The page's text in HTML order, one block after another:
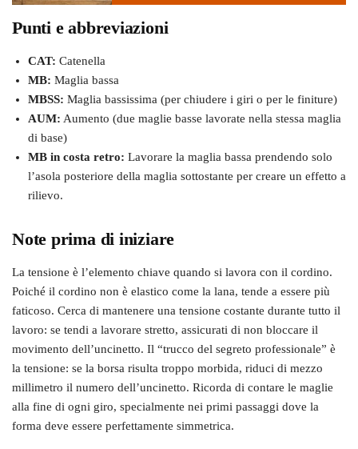
Punti e abbreviazioni
CAT: Catenella
MB: Maglia bassa
MBSS: Maglia bassissima (per chiudere i giri o per le finiture)
AUM: Aumento (due maglie basse lavorate nella stessa maglia
di base)
MB in costa retro: Lavorare la maglia bassa prendendo solo
l’asola posteriore della maglia sottostante per creare un effetto a
rilievo.
Note prima di iniziare
La tensione è l’elemento chiave quando si lavora con il cordino.
Poiché il cordino non è elastico come la lana, tende a essere più
faticoso. Cerca di mantenere una tensione costante durante tutto il
lavoro: se tendi a lavorare stretto, assicurati di non bloccare il
movimento dell’uncinetto. Il “trucco del segreto professionale” è
la tensione: se la borsa risulta troppo morbida, riduci di mezzo
millimetro il numero dell’uncinetto. Ricorda di contare le maglie
alla fine di ogni giro, specialmente nei primi passaggi dove la
forma deve essere perfettamente simmetrica.